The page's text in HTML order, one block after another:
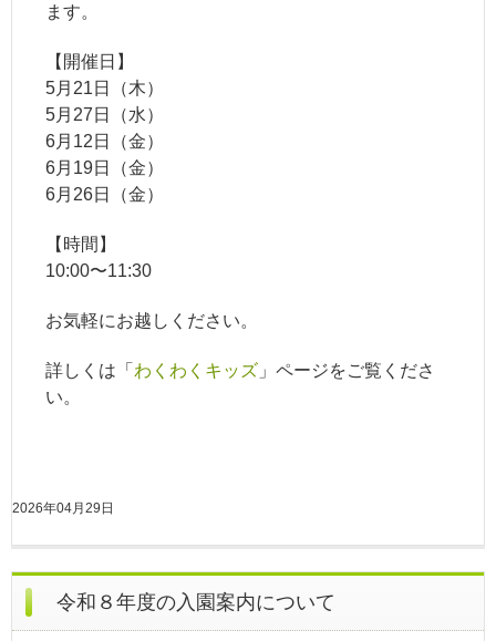
ます。
【開催日】
5月21日（木）
5月27日（水）
6月12日（金）
6月19日（金）
6月26日（金）
【時間】
10:00〜11:30
お気軽にお越しください。
詳しくは「 わくわくキッズ 」ページをご覧くださ
い。
2026年04月29日
令和８年度の入園案内について